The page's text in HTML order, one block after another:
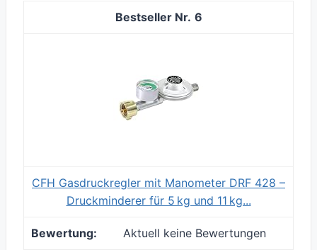
6
CFH Gasdruckregler mit Manometer DRF 428 –
Druckminderer für 5 kg und 11 kg...
Aktuell keine Bewertungen